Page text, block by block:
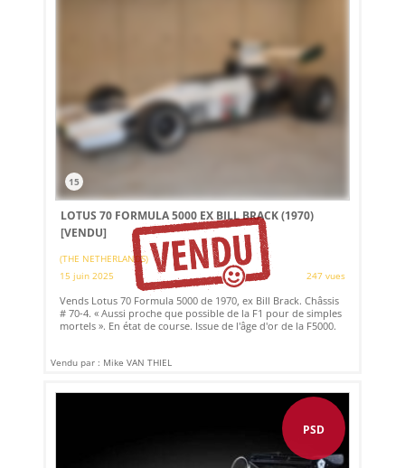
15
LOTUS 70 FORMULA 5000 EX BILL BRACK (1970)
[VENDU]
(THE NETHERLANDS)
15 juin 2025
247 vues
Vends Lotus 70 Formula 5000 de 1970, ex Bill Brack. Châssis
# 70-4. « Aussi proche que possible de la F1 pour de simples
mortels ». En état de course. Issue de l'âge d'or de la F5000.
Vendu par : Mike VAN THIEL
PSD